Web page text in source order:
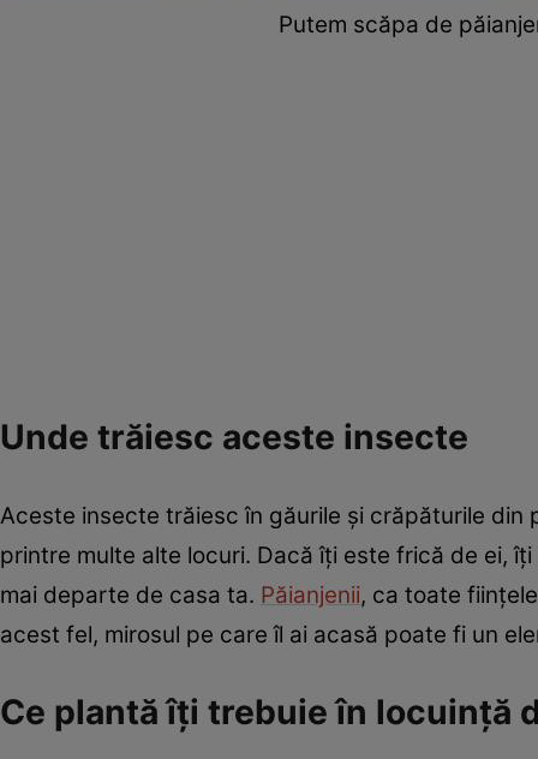
Putem scăpa de
Unde trăiesc aceste insecte
Aceste insecte trăiesc în găurile și crăpăturile
printre multe alte locuri. Dacă îți este frică de ei,
mai departe de casa ta. Păianjenii, ca toate
acest fel, mirosul pe care îl ai acasă poate fi un
Ce plantă îți trebuie în locuință